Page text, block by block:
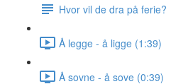
Hvor vil de dra på ferie?
Å legge - å ligge (1:39)
Å sovne - å sove (0:39)